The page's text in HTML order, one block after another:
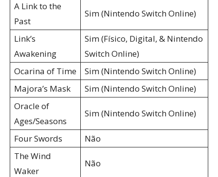
A Link to the
Past
Sim (Nintendo Switch Online)
Link’s
Awakening
Sim (Físico, Digital, & Nintendo
Switch Online)
Ocarina of Time
Sim (Nintendo Switch Online)
Majora’s Mask
Sim (Nintendo Switch Online)
Oracle of
Ages/Seasons
Sim (Nintendo Switch Online)
Four Swords
Não
The Wind
Waker
Não